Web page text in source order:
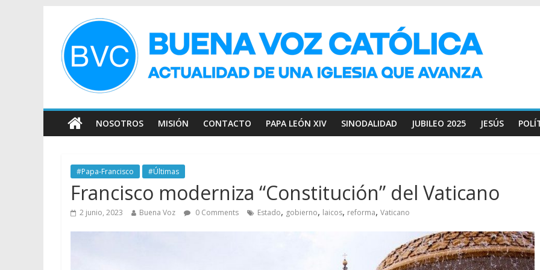
NOSOTROS MISIÓN CONTACTO PAPA LEÓN XIV SINODALIDAD JUBILEO 2025 JESÚS
#Papa-Francisco #Últimas
Francisco moderniza “Constitución” del Vaticano
2 junio, 2023 Buena Voz 0 Comments Estado, gobierno, laicos, reforma, Vaticano